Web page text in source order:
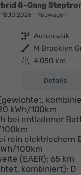
8-Gang
18.10.2026 Neuwagen
Getriebe Automatik
Außenfarbe
Kilometerstand 4.050 km
Details
kWh/100km
bei entladener
rein elektrischem
100km
(EAER): 65 km
kombiniert): D